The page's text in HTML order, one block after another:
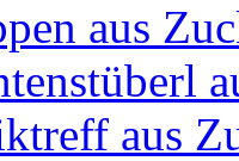
aus
aus